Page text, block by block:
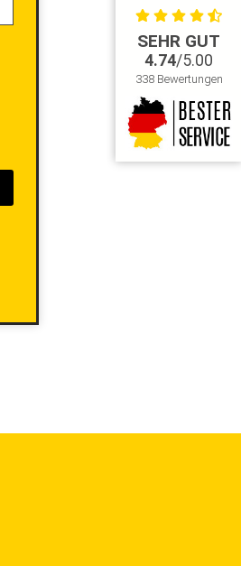
SEHR GUT
4.74/5.00
338 Bewertungen